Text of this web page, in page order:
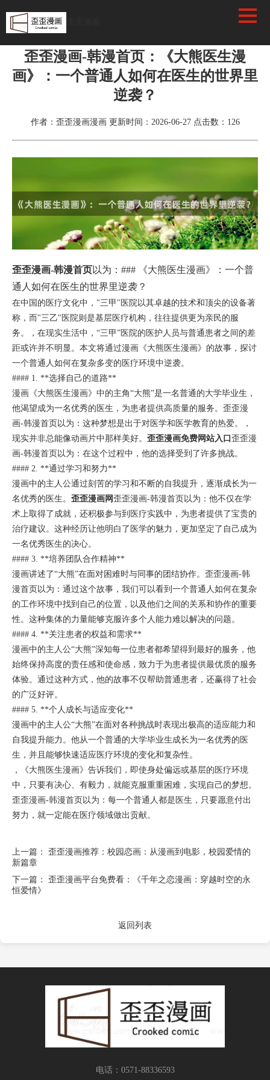
首页> 漫画资讯
歪歪漫画-韩漫首页：《大熊医生漫
画》：一个普通人如何在医生的世界里
逆袭？
作者：歪歪漫画漫画 更新时间：2026-06-27 点击数： 126
歪歪漫画-韩漫首页以为：### 《大熊医生漫画》：一个普
通人如何在医生的世界里逆袭？
在中国的医疗文化中，"三甲"医院以其卓越的技术和顶尖的设备著
称，而"三乙"医院则是基层医疗机构，往往提供更为亲民的服
务。，在现实生活中，“三甲”医院的医护人员与普通患者之间的差
距或许并不明显。本文将通过漫画《大熊医生漫画》的故事，探讨
一个普通人如何在复杂多变的医疗环境中逆袭。
#### 1. **选择自己的道路**
漫画《大熊医生漫画》中的主角“大熊”是一名普通的大学毕业生，
他渴望成为一名优秀的医生，为患者提供高质量的服务。歪歪漫
画-韩漫首页以为：这种梦想是出于对医学和医学教育的热爱。，
现实并非总能像动画片中那样美好。 歪歪漫画免费网站入口 歪歪漫
画-韩漫首页以为：在这个过程中，他的选择受到了许多挑战。
#### 2. **通过学习和努力**
漫画中的主人公通过刻苦的学习和不断的自我提升，逐渐成长为一
名优秀的医生。 歪歪漫画网歪歪漫画-韩漫首页以为：他不仅在学
术上取得了成就，还积极参与到医疗实践中，为患者提供了宝贵的
治疗建议。这种经历让他明白了医学的魅力，更加坚定了自己成为
一名优秀医生的决心。
#### 3. **培养团队合作精神**
漫画讲述了“大熊”在面对困难时与同事的团结协作。歪歪漫画-韩
漫首页以为：通过这个故事，我们可以看到一个普通人如何在复杂
的工作环境中找到自己的位置，以及他们之间的关系和协作的重要
性。这种集体的力量能够克服许多个人能力难以解决的问题。
#### 4. **关注患者的权益和需求**
漫画中的主人公“大熊”深知每一位患者都希望得到最好的服务，他
始终保持高度的责任感和使命感，致力于为患者提供最优质的服务
体验。通过这种方式，他的故事不仅帮助普通患者，还赢得了社会
的广泛好评。
#### 5. **个人成长与适应变化**
漫画中的主人公“大熊”在面对各种挑战时表现出极高的适应能力和
自我提升能力。他从一个普通的大学毕业生成长为一名优秀的医
生，并且能够快速适应医疗环境的变化和复杂性。
，《大熊医生漫画》告诉我们，即使身处偏远或基层的医疗环境
中，只要有决心、有毅力，就能克服重重困难，实现自己的梦想。
歪歪漫画-韩漫首页以为：每一个普通人都是医生，只要愿意付出
努力，就一定能在医疗领域做出贡献。
上一篇：
歪歪漫画推荐：校园恋画：从漫画到电影，校园爱情的
新篇章
下一篇：
歪歪漫画平台免费看：《千年之恋漫画：穿越时空的永
恒爱情》
返回列表
电话：0571-88336593